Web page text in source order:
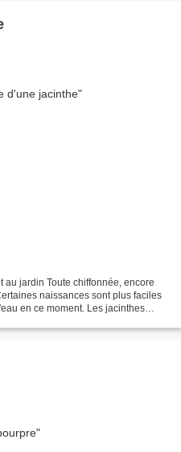
au jardin Toute chiffonnée, encore
naissances sont plus faciles
en ce moment. Les jacinthes